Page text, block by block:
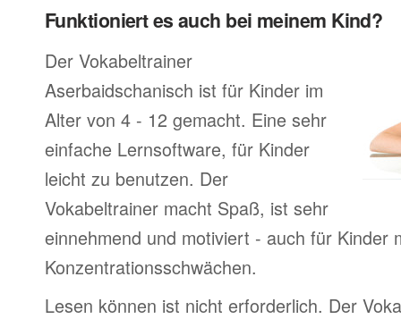
Funktioniert es auch bei meinem Kind?
Der Vokabeltrainer
Aserbaidschanisch ist für Kinder im
Alter von 4 - 12 gemacht. Eine sehr
einfache Lernsoftware, für Kinder
leicht zu benutzen. Der
Vokabeltrainer macht Spaß, ist sehr
einnehmend und motiviert - auch für Kinder
Konzentrationsschwächen.
Lesen können ist nicht erforderlich. Der